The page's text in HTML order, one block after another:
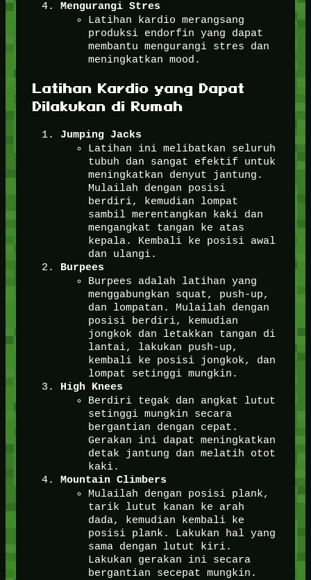
Mengurangi Stres
Latihan kardio merangsang
produksi endorfin yang dapat
membantu mengurangi stres dan
meningkatkan mood.
Latihan Kardio yang Dapat
Dilakukan di Rumah
Jumping Jacks
Latihan ini melibatkan seluruh
tubuh dan sangat efektif untuk
meningkatkan denyut jantung.
Mulailah dengan posisi
berdiri, kemudian lompat
sambil merentangkan kaki dan
mengangkat tangan ke atas
kepala. Kembali ke posisi awal
dan ulangi.
Burpees
Burpees adalah latihan yang
menggabungkan squat, push-up,
dan lompatan. Mulailah dengan
posisi berdiri, kemudian
jongkok dan letakkan tangan di
lantai, lakukan push-up,
kembali ke posisi jongkok, dan
lompat setinggi mungkin.
High Knees
Berdiri tegak dan angkat lutut
setinggi mungkin secara
bergantian dengan cepat.
Gerakan ini dapat meningkatkan
detak jantung dan melatih otot
kaki.
Mountain Climbers
Mulailah dengan posisi plank,
tarik lutut kanan ke arah
dada, kemudian kembali ke
posisi plank. Lakukan hal yang
sama dengan lutut kiri.
Lakukan gerakan ini secara
bergantian secepat mungkin.